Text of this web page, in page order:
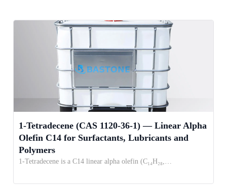
1-Tetradecene (CAS 1120-36-1) — Linear Alpha
Olefin C14 for Surfactants, Lubricants and
Polymers
1-Tetradecene is a C14 linear alpha olefin (C₁₄H₂₈,…